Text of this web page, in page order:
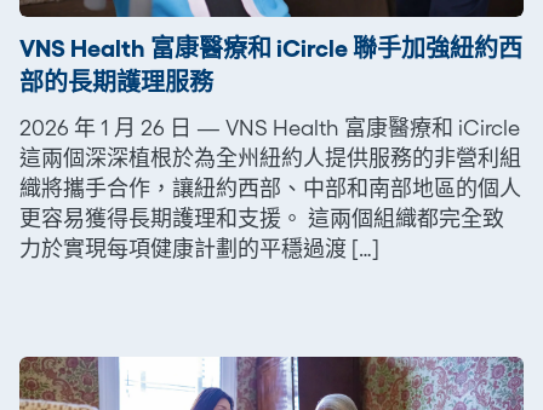
VNS Health 富康醫療和 iCircle 聯手加強紐約西
部的長期護理服務
2026 年 1 月 26 日 — VNS Health 富康醫療和 iCircle
這兩個深深植根於為全州紐約人提供服務的非營利組
織將攜手合作，讓紐約西部、中部和南部地區的個人
更容易獲得長期護理和支援。 這兩個組織都完全致
力於實現每項健康計劃的平穩過渡 […]